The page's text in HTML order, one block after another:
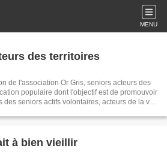
MENU
des territoires
de l'association Or Gris, seniors acteurs des
populaire dont l'objectif est de promouvoir
des seniors actifs volontaires, acteurs de la vie
et diffuser initiatives et informations sur le
à bien vieillir